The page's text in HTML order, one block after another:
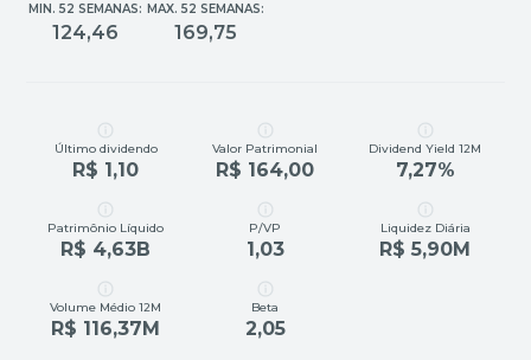
MIN. 52 SEMANAS:
124,46
MAX. 52 SEMANAS:
169,75
Último dividendo
R$ 1,10
Valor Patrimonial
R$ 164,00
Dividend Yield 12M
7,27%
Patrimônio Líquido
R$ 4,63B
P/VP
1,03
Liquidez Diária
R$ 5,90M
Volume Médio 12M
R$ 116,37M
Beta
2,05